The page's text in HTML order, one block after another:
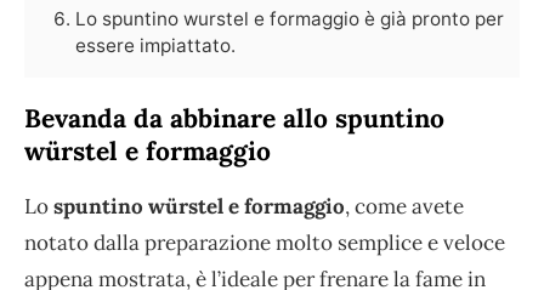
Lo spuntino wurstel e formaggio è già pronto per
essere impiattato.
Bevanda da abbinare allo spuntino
würstel e formaggio
Lospuntino würstel e formaggio, come avete
notato dalla preparazione molto semplice e veloce
appena mostrata, è l’ideale per frenare la fame in